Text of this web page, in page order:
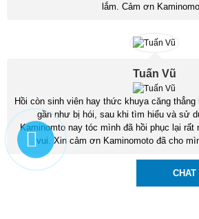
lắm. Cảm ơn
Tuấn Vũ
Hồi còn sinh viên hay thức khuya căng thẳng
gần như bị hói, sau khi tìm hiểu và sử
Kaminomto nay tóc mình đã hồi phục lại rất
vui. Xin cảm ơn Kaminomoto đã cho